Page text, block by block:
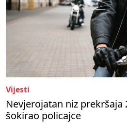
Vijesti
Nevjerojatan niz prekršaja
šokirao policajce